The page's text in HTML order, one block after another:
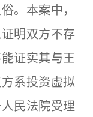
。本案中，
明双方不存
证实其与王
系投资虚拟
民法院受理